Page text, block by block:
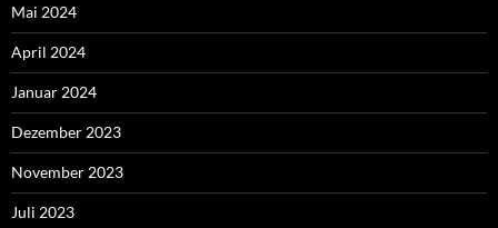
Mai 2024
April 2024
Januar 2024
Dezember 2023
November 2023
Juli 2023